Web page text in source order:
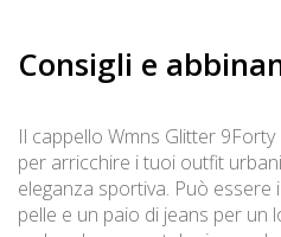
Consigli e
Il cappello Wmns Glitter
per arricchire i tuoi outfit
eleganza sportiva. Può
pelle e un paio di jeans per un